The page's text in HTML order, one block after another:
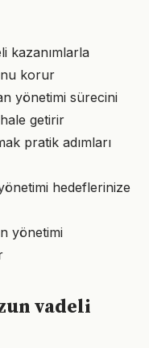
kazanımlarla
korur
yönetimi sürecini
getirir
pratik adımları
hedeflerinize
yönetimi
vadeli